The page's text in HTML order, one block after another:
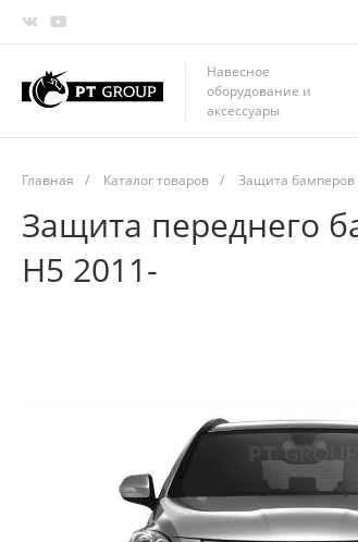
Навесное
оборудование и
аксессуары
Главная / Каталог товаров / Защита бамперов
Защита переднего
H5 2011-